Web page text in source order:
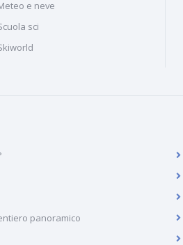
e neve
sci
panoramico